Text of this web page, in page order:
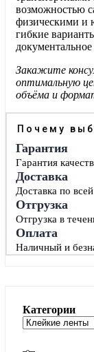
возможностью
физическими и
гибкие
Закажите
оптимальную
объёма и
Почему
Гарантия
Гарантия
Доставка
Доставка по
Отгрузка
Отгрузка в
Оплата
Наличный и
Категории